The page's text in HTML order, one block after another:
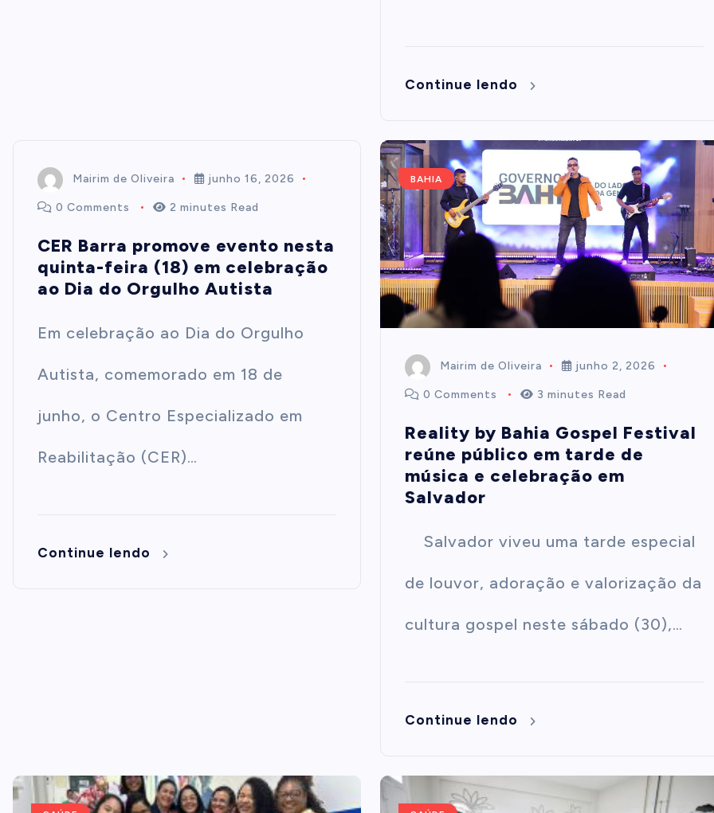
Continue lendo
Mairim de Oliveira junho 16, 2026
0 Comments 2 minutes Read
CER Barra promove evento nesta
quinta-feira (18) em celebração
ao Dia do Orgulho Autista
Em celebração ao Dia do Orgulho
Autista, comemorado em 18 de
junho, o Centro Especializado em
Reabilitação (CER)…
Continue lendo
BAHIA
Mairim de Oliveira junho 2, 2026
0 Comments 3 minutes Read
Reality by Bahia Gospel Festival
reúne público em tarde de
música e celebração em
Salvador
Salvador viveu uma tarde especial
de louvor, adoração e valorização da
cultura gospel neste sábado (30),…
Continue lendo